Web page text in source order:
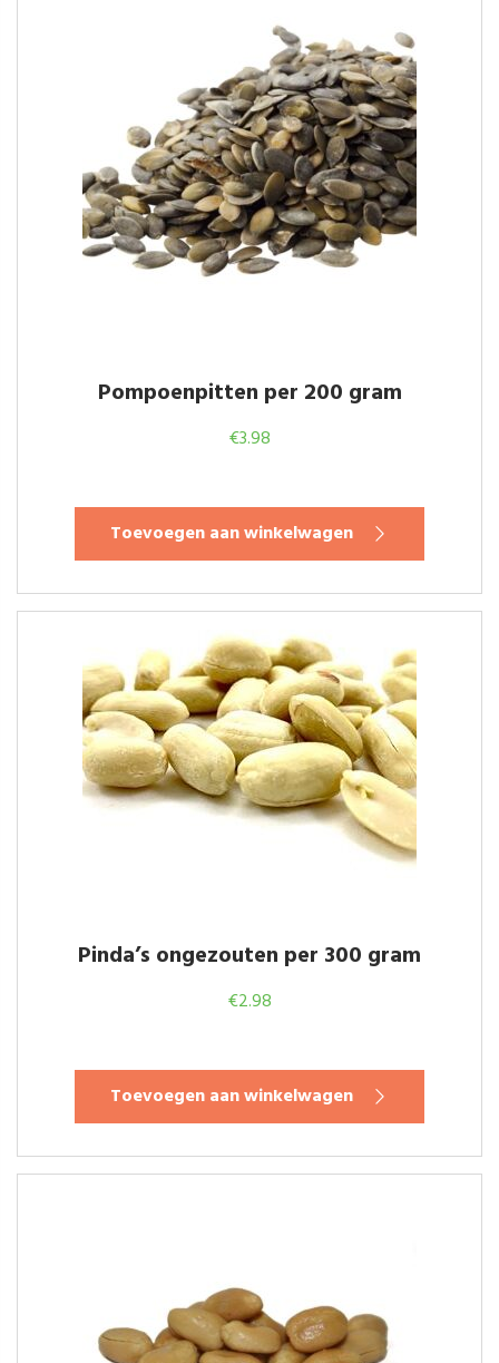
Pompoenpitten per 200 gram
€3.98
Toevoegen aan winkelwagen
Pinda’s ongezouten per 300 gram
€2.98
Toevoegen aan winkelwagen